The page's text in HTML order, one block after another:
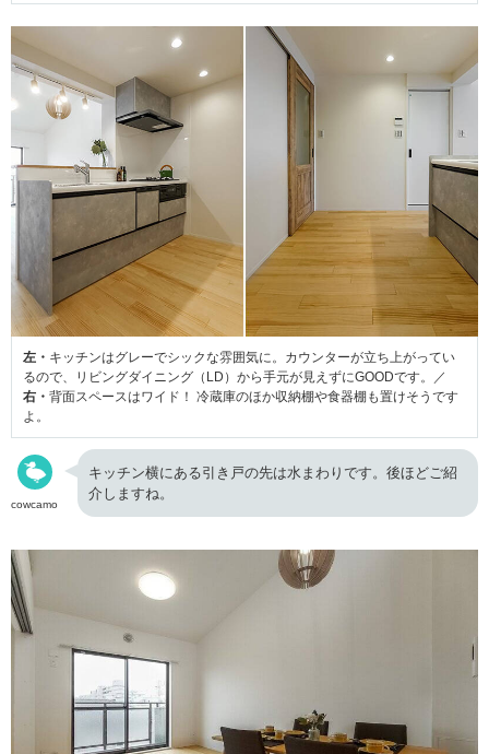
左・ キッチンはグレーでシックな雰囲気に。カウンターが立ち上がってい
るので、リビングダイニング（LD）から手元が見えずにGOODです。／
右・ 背面スペースはワイド！ 冷蔵庫のほか収納棚や食器棚も置けそうです
よ。
cowcamo
キッチン横にある引き戸の先は水まわりです。後ほどご紹
介しますね。